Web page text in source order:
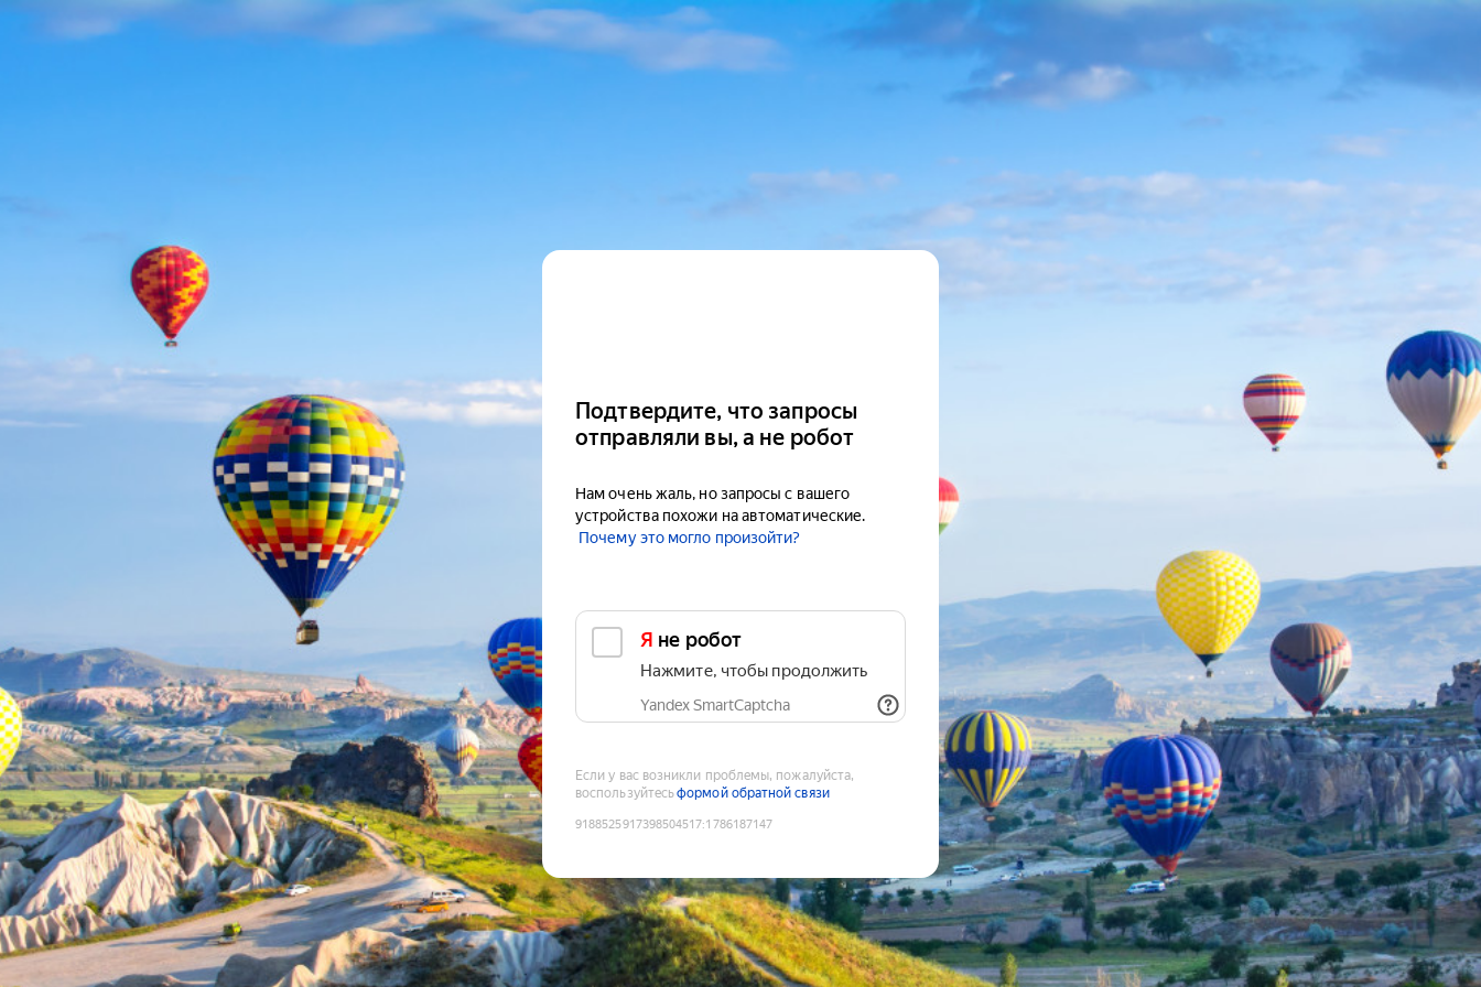
Подтвердите, что запросы
отправляли вы, а не робот
Нам очень жаль, но запросы с вашего
устройства похожи на автоматические.
Почему это могло произойти?
Я не робот
Нажмите, чтобы продолжить
Yandex SmartCaptcha
Если у вас возникли проблемы, пожалуйста,
воспользуйтесьформой обратной связи
9188525917398504517:1786187147